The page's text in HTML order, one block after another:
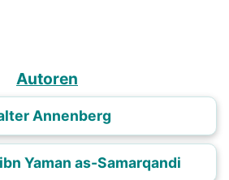
Autoren
Annenberg
Yaman as-Samarqandi